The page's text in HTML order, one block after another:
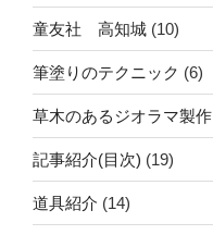
童友社 高知城 (10)
筆塗りのテクニック (6)
草木のあるジオラマ製作
記事紹介(目次) (19)
道具紹介 (14)